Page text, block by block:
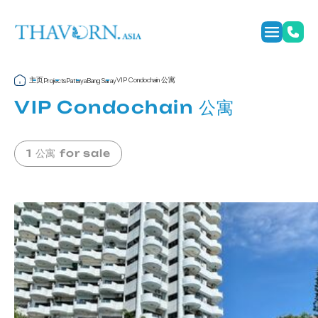
主页ProjectsPattayaBang SarayVIP Condochain 公寓
VIP Condochain 公寓
1 公寓 for sale